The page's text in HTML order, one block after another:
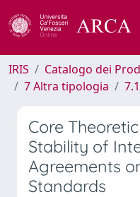
IRIS
Catalogo dei
7 Altra tipologia
Core
Stability of
Agreements
Standards